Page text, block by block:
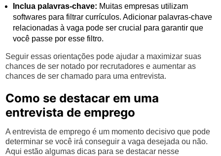
Inclua palavras-chave: Muitas empresas utilizam
softwares para filtrar currículos. Adicionar palavras-chave
relacionadas à vaga pode ser crucial para garantir que
você passe por esse filtro.
Seguir essas orientações pode ajudar a maximizar suas
chances de ser notado por recrutadores e aumentar as
chances de ser chamado para uma entrevista.
Como se destacar em uma
entrevista de emprego
A entrevista de emprego é um momento decisivo que pode
determinar se você irá conseguir a vaga desejada ou não.
Aqui estão algumas dicas para se destacar nesse